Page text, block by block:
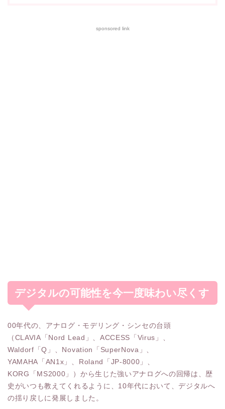
sponsored link
デジタルの可能性を今一度味わい尽くす
00年代の、アナログ・モデリング・シンセの台頭
（CLAVIA「Nord Lead」、ACCESS「Virus」、
Waldorf「Q」、Novation「SuperNova」、
YAMAHA「AN1x」、Roland「JP-8000」、
KORG「MS2000」）から生じた強いアナログへの回帰は、歴
史がいつも教えてくれるように、10年代において、デジタルへ
の揺り戻しに発展しました。